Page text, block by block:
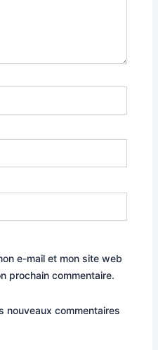
e-mail et mon site web
prochain commentaire.
nouveaux commentaires